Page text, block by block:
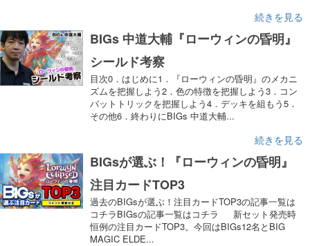
続きを見る
BIGs 中道大輔『ローウィンの昏明』
シールド考察
目次0．はじめに1．『ローウィンの昏明』のメカニ
ズムを把握しよう2．色の特徴を把握しよう3．コン
バットトリックを把握しよう4．デッキを組もう5．
その他6．終わりにBIGs 中道大輔...
続きを見る
BIGsが選ぶ！『ローウィンの昏明』
注目カードTOP3
過去のBIGsが選ぶ！注目カードTOP3の記事一覧は
コチラBIGsの記事一覧はコチラ 新セット発売時
恒例の注目カードTOP3。今回はBIGs12名とBIG
MAGIC ELDE...